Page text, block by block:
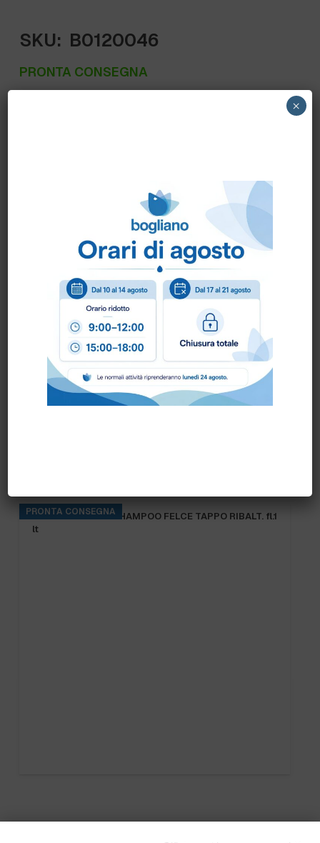
SKU: B0120046
PRONTA CONSEGNA
Come ordinare?
Puoi ordinare chiamando al0172 478161oppure
scrivendo una mail ainfo@bogliano.it.
Per ogni informazione siamo a disposizione.
PRONTA CONSEGNA
B.FRESH DOCCIA SHAMPOO FELCE TAPPO RIBALT. fl.1
lt
×